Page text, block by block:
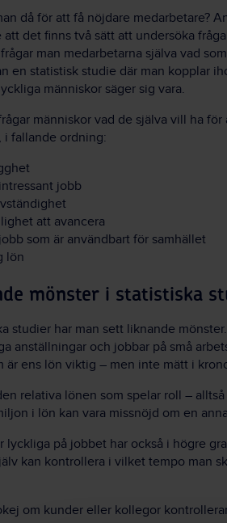
då för att få nöjdare medarbetare?
att det finns två sätt att undersöka
man medarbetarna själva vad
en statistisk studie där man kopplar
människor säger sig vara.
människor vad de själva vill ha
i fallande ordning:
jobb
att avancera
som är användbart för samhället
lön
mönster i statistiska
studier har man sett liknande
anställningar och jobbar på små
är ens lön viktig – men inte mätt i
relativa lönen som spelar roll –
i lön kan vara missnöjd om en
lyckliga på jobbet har också i högre
kan kontrollera i vilket tempo man
om kunder eller kollegor